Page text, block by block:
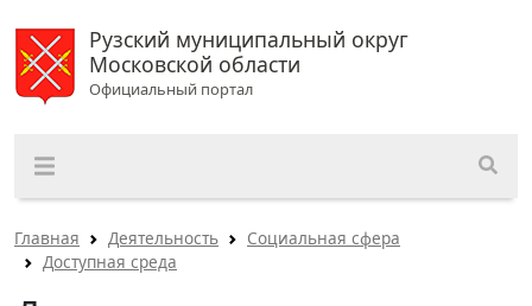
Рузский муниципальный округ
Московской области
Официальный портал
Главная Деятельность
Социальная сфера
Доступная среда